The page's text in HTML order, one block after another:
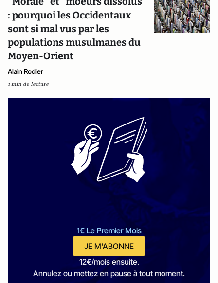
: pourquoi les Occidentaux
sont si mal vus par les
populations musulmanes du
Moyen-Orient
Alain Rodier
1 min de lecture
1€ Le Premier Mois
JE M'ABONNE
12€/mois ensuite.
Annulez ou mettez en pause à tout moment.